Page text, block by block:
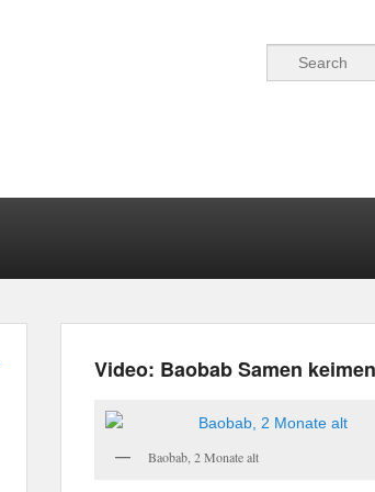
Suchen
Video: Baobab Samen
Baobab, 2 Monate alt